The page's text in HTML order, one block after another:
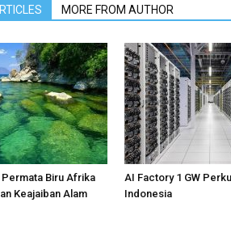
MORE FROM AUTHOR
Permata Biru Afrika
Keajaiban Alam
AI Factory 1 GW
Indonesia